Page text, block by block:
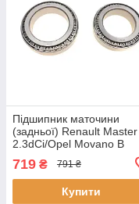
Підшипник маточини
(задньої) Renault
2.3dCi/Opel Movano B
SOLGY
719 ₴ 791 ₴
Купити